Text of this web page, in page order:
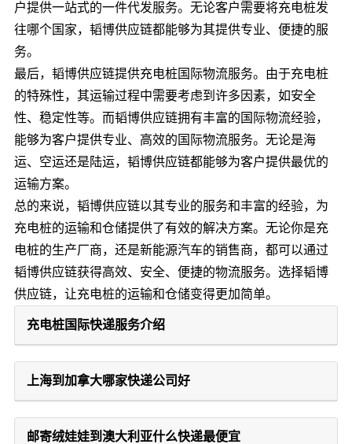
户提供一站式的一件代发服务。无论客户需要将充电桩发
往哪个国家，韬博供应链都能够为其提供专业、便捷的服
务。
最后，韬博供应链提供充电桩国际物流服务。由于充电桩
的特殊性，其运输过程中需要考虑到许多因素，如安全
性、稳定性等。而韬博供应链拥有丰富的国际物流经验，
能够为客户提供专业、高效的国际物流服务。无论是海
运、空运还是陆运，韬博供应链都能够为客户提供最优的
运输方案。
总的来说，韬博供应链以其专业的服务和丰富的经验，为
充电桩的运输和仓储提供了有效的解决方案。无论你是充
电桩的生产厂商，还是新能源汽车的销售商，都可以通过
韬博供应链获得高效、安全、便捷的物流服务。选择韬博
供应链，让充电桩的运输和仓储变得更加简单。
充电桩国际快递服务介绍
上海到加拿大哪家快递公司好
邮寄绒娃娃到澳大利亚什么快递最便宜